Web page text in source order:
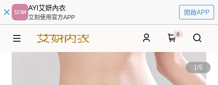
AYI艾妍內衣
立刻使用官方APP
開啟APP
0
1/5